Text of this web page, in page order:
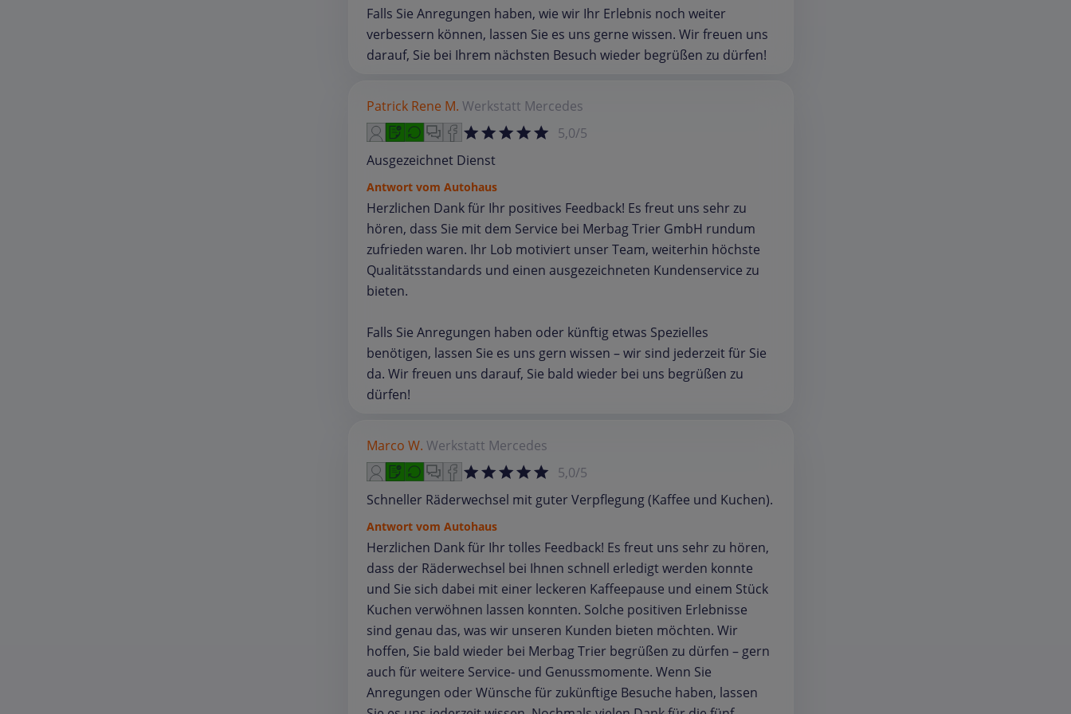
Falls Sie Anregungen haben, wie wir Ihr Erlebnis noch weiter
verbessern können, lassen Sie es uns gerne wissen. Wir freuen uns
darauf, Sie bei Ihrem nächsten Besuch wieder begrüßen zu dürfen!
Patrick Rene M. Werkstatt Mercedes
5,0/5
Ausgezeichnet Dienst
Antwort vom Autohaus
Herzlichen Dank für Ihr positives Feedback! Es freut uns sehr zu
hören, dass Sie mit dem Service bei Merbag Trier GmbH rundum
zufrieden waren. Ihr Lob motiviert unser Team, weiterhin höchste
Qualitätsstandards und einen ausgezeichneten Kundenservice zu
bieten.
Falls Sie Anregungen haben oder künftig etwas Spezielles
benötigen, lassen Sie es uns gern wissen – wir sind jederzeit für Sie
da. Wir freuen uns darauf, Sie bald wieder bei uns begrüßen zu
dürfen!
Marco W. Werkstatt Mercedes
5,0/5
Schneller Räderwechsel mit guter Verpflegung (Kaffee und Kuchen).
Antwort vom Autohaus
Herzlichen Dank für Ihr tolles Feedback! Es freut uns sehr zu hören,
dass der Räderwechsel bei Ihnen schnell erledigt werden konnte
und Sie sich dabei mit einer leckeren Kaffeepause und einem Stück
Kuchen verwöhnen lassen konnten. Solche positiven Erlebnisse
sind genau das, was wir unseren Kunden bieten möchten. Wir
hoffen, Sie bald wieder bei Merbag Trier begrüßen zu dürfen – gern
auch für weitere Service‑ und Genussmomente. Wenn Sie
Anregungen oder Wünsche für zukünftige Besuche haben, lassen